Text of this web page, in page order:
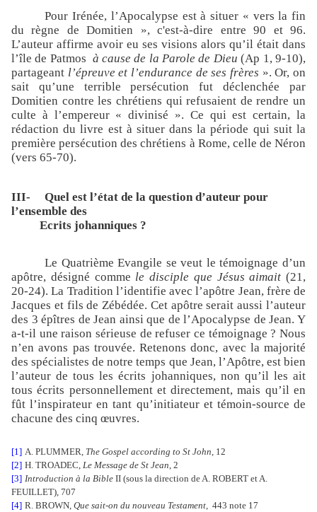
Pour Irénée, l’Apocalypse est à situer « vers la fin
du règne de Domitien », c'est-à-dire entre 90 et 96.
L’auteur affirme avoir eu ses visions alors qu’il était dans
l’île de Patmos à cause de la Parole de Dieu (Ap 1, 9-10),
partageant l’épreuve et l’endurance de ses frères ». Or, on
sait qu’une terrible persécution fut déclenchée par
Domitien contre les chrétiens qui refusaient de rendre un
culte à l’empereur « divinisé ». Ce qui est certain, la
rédaction du livre est à situer dans la période qui suit la
première persécution des chrétiens à Rome, celle de Néron
(vers 65-70).
III-
Quel est l’état de la question d’auteur pour
l’ensemble des
Ecrits johanniques ?
Le Quatrième Evangile se veut le témoignage d’un
apôtre, désigné comme le disciple que Jésus aimait (21,
20-24). La Tradition l’identifie avec l’apôtre Jean, frère de
Jacques et fils de Zébédée. Cet apôtre serait aussi l’auteur
des 3 épîtres de Jean ainsi que de l’Apocalypse de Jean. Y
a-t-il une raison sérieuse de refuser ce témoignage ? Nous
n’en avons pas trouvée. Retenons donc, avec la majorité
des spécialistes de notre temps que Jean, l’Apôtre, est bien
l’auteur de tous les écrits johanniques, non qu’il les ait
tous écrits personnellement et directement, mais qu’il en
fût l’inspirateur en tant qu’initiateur et témoin-source de
chacune des cinq œuvres.
[1] A. PLUMMER, The Gospel according to St John , 12
[2] H. TROADEC, Le Message de St Jean , 2
[3] Introduction à la Bible II (sous la direction de A. ROBERT et A.
FEUILLET), 707
[4] R. BROWN, Que sait-on du nouveau Testament 443 note 17